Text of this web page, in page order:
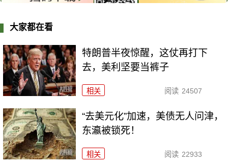
大家都在看
特朗普半夜惊醒，这仗再打下
去，美利坚要当裤子
相关 阅读 24507
“去美元化”加速，美债无人问津，
东瀛被锁死！
相关 阅读 22933